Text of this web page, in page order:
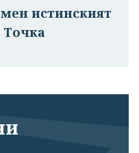
истинският